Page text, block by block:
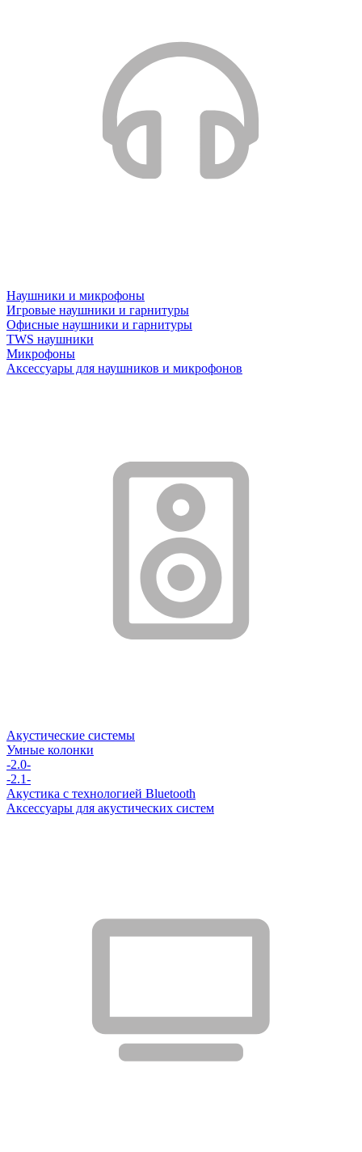
Наушники и микрофоны
Игровые наушники и гарнитуры
Офисные наушники и гарнитуры
TWS наушники
Микрофоны
Аксессуары для наушников и микрофонов
Акустические системы
Умные колонки
-2.0-
-2.1-
Акустика с технологией Bluetooth
Аксессуары для акустических систем